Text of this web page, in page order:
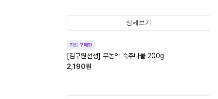
상세보기
직접 구매한
[김구원선생] 무농약 숙주나물 200g
2,190원